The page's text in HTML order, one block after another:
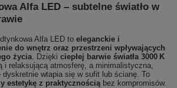
Alfa LED – subtelne światło w
Alfa LED to eleganckie i
do wnętrz oraz przestrzeni wpływających
życia. Dzięki ciepłej barwie światła 3000 K
i relaksującą atmosferę, a minimalistyczna,
dyskretnie wtapia się w sufit lub ścianę. To
estetykę z praktycznościąbez kompromisów.